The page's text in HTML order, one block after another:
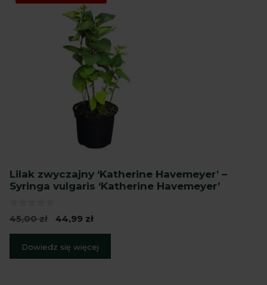
Lilak zwyczajny ‘Katherine Havemeyer’ –
Syringa vulgaris ‘Katherine Havemeyer’
0
z
45,00zł
Pierwotna
cena
wynosiła:
45,00 zł.
44,99 złAktualna
cena
wynosi:
44,99 zł.
Dowiedz się więcej